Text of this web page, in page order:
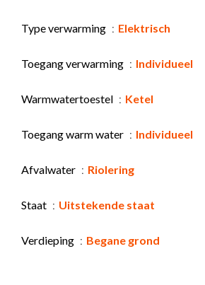
Type verwarming Elektrisch
Toegang verwarming Individueel
Warmwatertoestel Ketel
Toegang warm water Individueel
Afvalwater Riolering
Staat Uitstekende staat
Verdieping Begane grond